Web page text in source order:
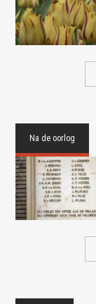
Na de oorlog